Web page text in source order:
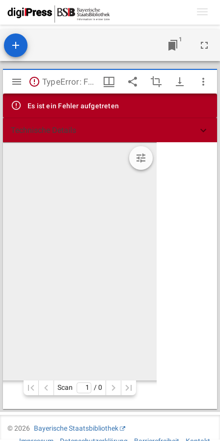
1
Mirador
Viewer
TypeError: Failed to fetch
Es ist ein Fehler aufgetreten
Technische Details
Scan / 0
©2026
Bayerische Staatsbibliothek